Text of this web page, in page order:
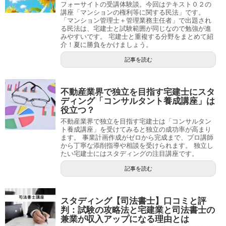
フォーサイトの受講体験談。今回はテキスト０２の
講座「マンションの権利等に関する民法」です。
「マンション管理士＋管理業務主任者」で出題され
る民法は、宅建士と試験範囲が同じなので勉強が進
みやすいです。 宅建士と重複する分野をまとめて紹
介！夏に勝負をかけましょう。
記事を読む
不動産業界で独立を目指す宅建士にスタ
ディング「コンサルタント養成講座」は
役立つ？
不動産業界で独立を目指す宅建士は「コンサルタン
ト養成講座」を受けてみると独立の成功率が高まり
ます。 事業計画作成がゼロから完成まで、プロ講師
から丁寧な添削指導や相談を受けられます。 独立し
たい宅建士にはスタディングの注目講座です。
記事を読む
スタディング【司法書士】口コミと評
判：試験の攻略法と宅建業と司法書士の
兼業が収入アップになる理由とは